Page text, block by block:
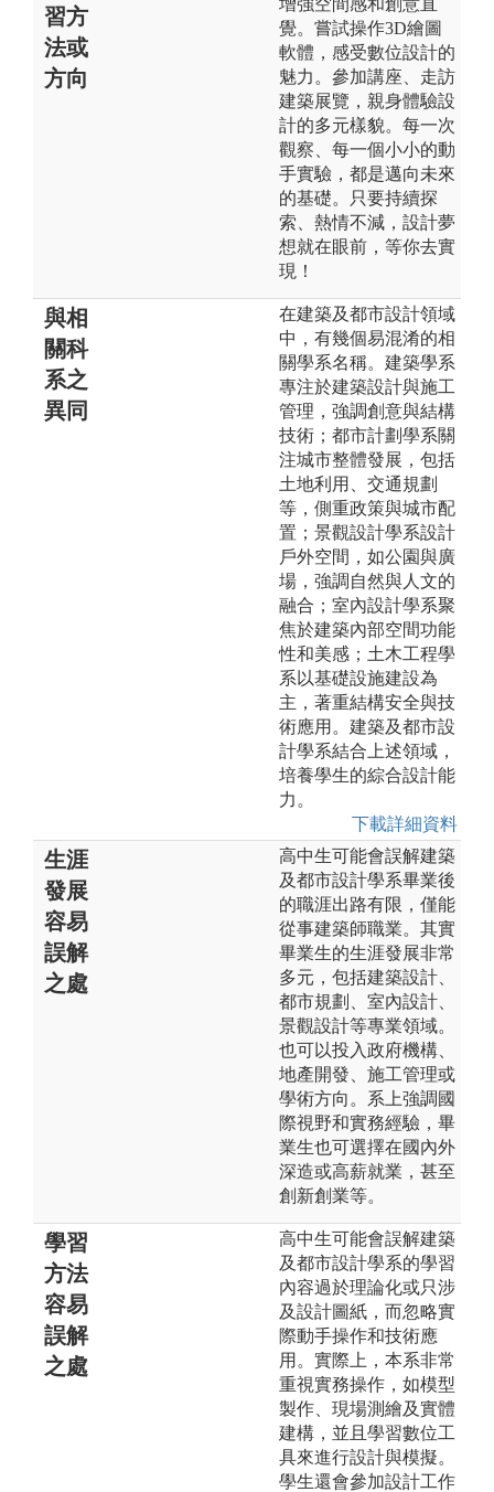
習方
法或
方向
覺。嘗試操作3D繪圖
軟體，感受數位設計的
魅力。參加講座、走訪
建築展覽，親身體驗設
計的多元樣貌。每一次
觀察、每一個小小的動
手實驗，都是邁向未來
的基礎。只要持續探
索、熱情不減，設計夢
想就在眼前，等你去實
現！
與相
關科
系之
異同
在建築及都市設計領域
中，有幾個易混淆的相
關學系名稱。建築學系
專注於建築設計與施工
管理，強調創意與結構
技術；都市計劃學系關
注城市整體發展，包括
土地利用、交通規劃
等，側重政策與城市配
置；景觀設計學系設計
戶外空間，如公園與廣
場，強調自然與人文的
融合；室內設計學系聚
焦於建築內部空間功能
性和美感；土木工程學
系以基礎設施建設為
主，著重結構安全與技
術應用。建築及都市設
計學系結合上述領域，
培養學生的綜合設計能
力。
下載詳細資料
生涯
發展
容易
誤解
之處
高中生可能會誤解建築
及都市設計學系畢業後
的職涯出路有限，僅能
從事建築師職業。其實
畢業生的生涯發展非常
多元，包括建築設計、
都市規劃、室內設計、
景觀設計等專業領域。
也可以投入政府機構、
地產開發、施工管理或
學術方向。系上強調國
際視野和實務經驗，畢
業生也可選擇在國內外
深造或高薪就業，甚至
創新創業等。
學習
方法
容易
誤解
之處
高中生可能會誤解建築
及都市設計學系的學習
內容過於理論化或只涉
及設計圖紙，而忽略實
際動手操作和技術應
用。實際上，本系非常
重視實務操作，如模型
製作、現場測繪及實體
建構，並且學習數位工
具來進行設計與模擬。
學生還會參加設計工作